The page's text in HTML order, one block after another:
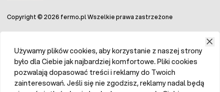
Copyright © 2026 fermo.pl Wszelkie prawa zastrzeżone
Używamy plików cookies, aby korzystanie z naszej strony
było dla Ciebie jak najbardziej komfortowe. Pliki cookies
pozwalają dopasować treści i reklamy do Twoich
zainteresowań. Jeśli się nie zgodzisz, reklamy nadal będą